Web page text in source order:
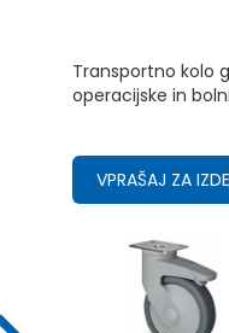
Transportno kolo
operacijske in
VPRAŠAJ ZA